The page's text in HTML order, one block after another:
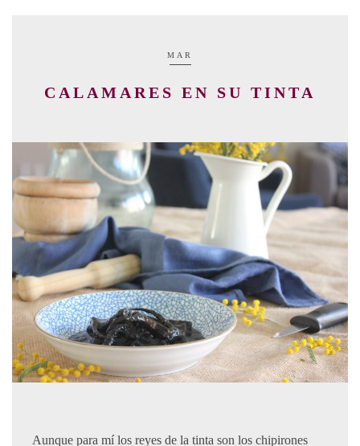
MAR
CALAMARES EN SU TINTA
Aunque para mí los reyes de la tinta son los chipirones